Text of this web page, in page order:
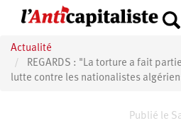
principal
Actualité
REGARDS : "La torture a fait
lutte contre les nationalistes
Publié le